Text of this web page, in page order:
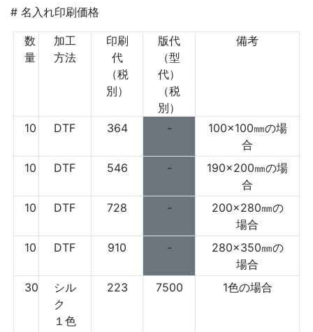
# 名入れ印刷価格
数
量
加工
方法
印刷
代
（税
別）
版代
（型
代）
（税
別）
備考
10 DTF 364 -
100×100㎜の場
合
10
DTF 546 -
190×200㎜の場
合
10
DTF 728 -
200×280㎜の
場合
10
DTF 910 -
280×350㎜の
場合
30
シル
ク
１色
223 7500 1色の場合